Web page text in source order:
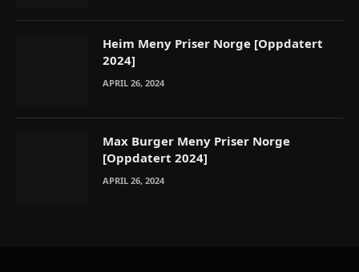
Heim Meny Priser Norge [Oppdatert
2024]
APRIL 26, 2024
Max Burger Meny Priser Norge
[Oppdatert 2024]
APRIL 26, 2024